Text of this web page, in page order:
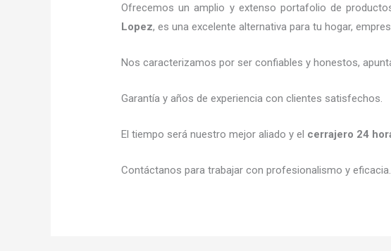
Ofrecemos un amplio y extenso portafolio de
Lopez, es una excelente alternativa para tu hogar,
Nos caracterizamos por ser confiables y honestos,
Garantía y años de experiencia con clientes satisfechos.
El tiempo será nuestro mejor aliado y el cerrajero 24
Contáctanos para trabajar con profesionalismo y eficacia.